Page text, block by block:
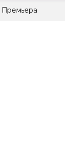
Премьера